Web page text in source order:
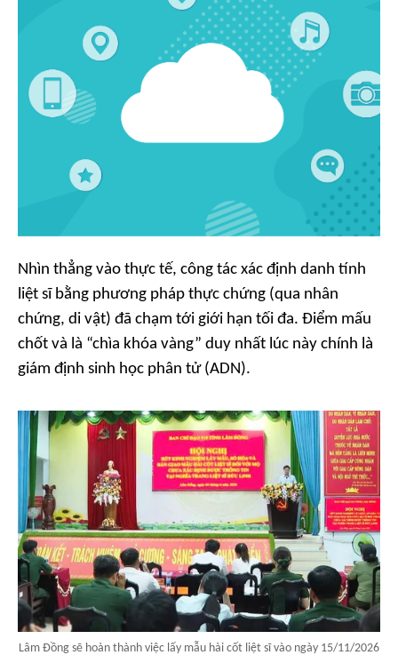
Nhìn thẳng vào thực tế, công tác xác định danh tính
liệt sĩ bằng phương pháp thực chứng (qua nhân
chứng, di vật) đã chạm tới giới hạn tối đa. Điểm mấu
chốt và là “chìa khóa vàng” duy nhất lúc này chính là
giám định sinh học phân tử (ADN).
Lâm Đồng sẽ hoàn thành việc lấy mẫu hài cốt liệt sĩ vào ngày 15/11/2026